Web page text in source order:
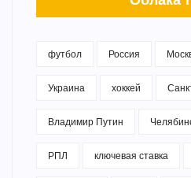
футбол Россия
Украина хоккей
Владимир Путин
РПЛ ключевая ставка